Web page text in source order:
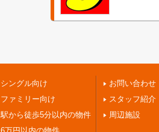
シングル向け
ファミリー向け
駅から徒歩5分以内の物件
お問い合わせ
スタッフ紹介
周辺施設